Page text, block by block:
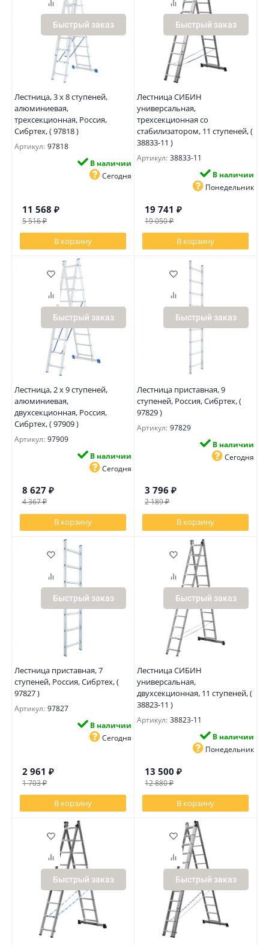
Быстрый заказ
Лестница, 3 х 8 ступеней,
алюминиевая,
трехсекционная, Россия,
Сибртех, ( 97818 )
Артикул: 97818
В наличии
Сегодня
11 568 ₽
5 516₽
В корзину
Быстрый заказ
Лестница СИБИН
универсальная,
трехсекционная со
стабилизатором, 11 ступеней, (
38833-11 )
Артикул: 38833-11
В наличии
Понедельник
19 741 ₽
19 050₽
В корзину
Быстрый заказ
Лестница, 2 х 9 ступеней,
алюминиевая,
двухсекционная, Россия,
Сибртех, ( 97909 )
Артикул: 97909
В наличии
Сегодня
8 627 ₽
4 367₽
В корзину
Быстрый заказ
Лестница приставная, 9
ступеней, Россия, Сибртех, (
97829 )
Артикул: 97829
В наличии
Сегодня
3 796 ₽
2 189₽
В корзину
Быстрый заказ
Лестница приставная, 7
ступеней, Россия, Сибртех, (
97827 )
Артикул: 97827
В наличии
Сегодня
2 961 ₽
1 703₽
В корзину
Быстрый заказ
Лестница СИБИН
универсальная,
двухсекционная, 11 ступеней, (
38823-11 )
Артикул: 38823-11
В наличии
Понедельник
13 500 ₽
12 880₽
В корзину
Быстрый заказ Быстрый заказ